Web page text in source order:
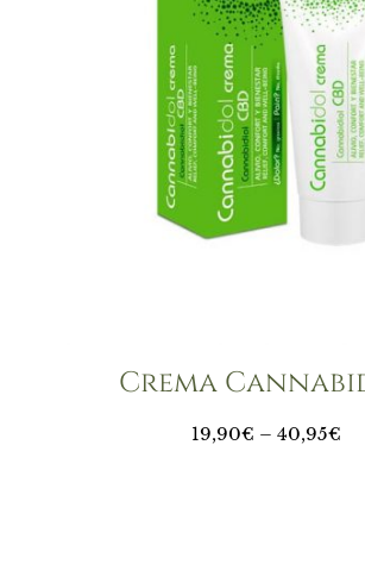
Crema
19,90€ – 40,95€